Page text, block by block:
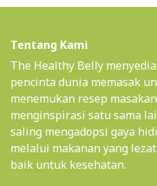
Tentang Kami
The Healthy Belly
pencinta dunia memasak
menemukan resep
menginspirasi satu sama
saling mengadopsi gaya
melalui makanan yang
baik untuk kesehatan.